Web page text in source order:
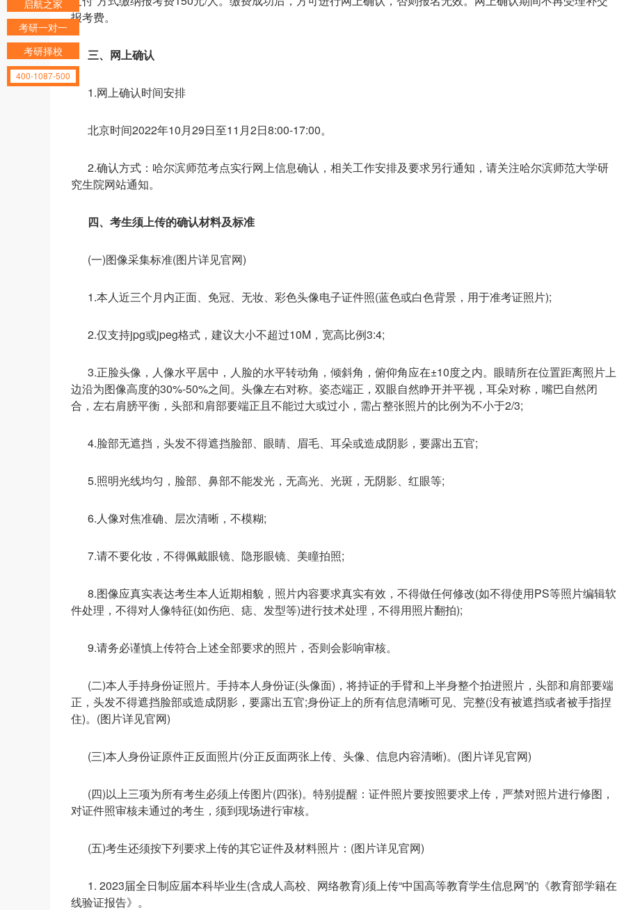
报考费。
三、网上确认
1.网上确认时间安排
北京时间2022年10月29日至11月2日8:00-17:00。
2.确认方式：哈尔滨师范考点实行网上信息确认，相关工作安排及要求另行通知，请关注哈尔滨师范大学研
究生院网站通知。
四、考生须上传的确认材料及标准
(一)图像采集标准(图片详见官网)
1.本人近三个月内正面、免冠、无妆、彩色头像电子证件照(蓝色或白色背景，用于准考证照片);
2.仅支持jpg或jpeg格式，建议大小不超过10M，宽高比例3:4;
3.正脸头像，人像水平居中，人脸的水平转动角，倾斜角，俯仰角应在±10度之内。眼睛所在位置距离照片上
边沿为图像高度的30%-50%之间。头像左右对称。姿态端正，双眼自然睁开并平视，耳朵对称，嘴巴自然闭
合，左右肩膀平衡，头部和肩部要端正且不能过大或过小，需占整张照片的比例为不小于2/3;
4.脸部无遮挡，头发不得遮挡脸部、眼睛、眉毛、耳朵或造成阴影，要露出五官;
5.照明光线均匀，脸部、鼻部不能发光，无高光、光斑，无阴影、红眼等;
6.人像对焦准确、层次清晰，不模糊;
7.请不要化妆，不得佩戴眼镜、隐形眼镜、美瞳拍照;
8.图像应真实表达考生本人近期相貌，照片内容要求真实有效，不得做任何修改(如不得使用PS等照片编辑软
件处理，不得对人像特征(如伤疤、痣、发型等)进行技术处理，不得用照片翻拍);
9.请务必谨慎上传符合上述全部要求的照片，否则会影响审核。
(二)本人手持身份证照片。手持本人身份证(头像面)，将持证的手臂和上半身整个拍进照片，头部和肩部要端
正，头发不得遮挡脸部或造成阴影，要露出五官;身份证上的所有信息清晰可见、完整(没有被遮挡或者被手指捏
住)。(图片详见官网)
(三)本人身份证原件正反面照片(分正反面两张上传、头像、信息内容清晰)。(图片详见官网)
(四)以上三项为所有考生必须上传图片(四张)。特别提醒：证件照片要按照要求上传，严禁对照片进行修图，
对证件照审核未通过的考生，须到现场进行审核。
(五)考生还须按下列要求上传的其它证件及材料照片：(图片详见官网)
1. 2023届全日制应届本科毕业生(含成人高校、网络教育)须上传“中国高等教育学生信息网”的《教育部学籍在
线验证报告》。
启航之家
考研一对一
考研择校
400-1087-500